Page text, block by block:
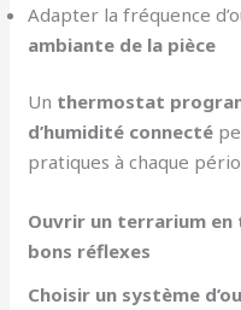
Adapter la fréquence
ambiante de la pièce
Un thermostat
d’humidité connecté
pratiques à chaque
Ouvrir un terrarium
bons réflexes
Choisir un système